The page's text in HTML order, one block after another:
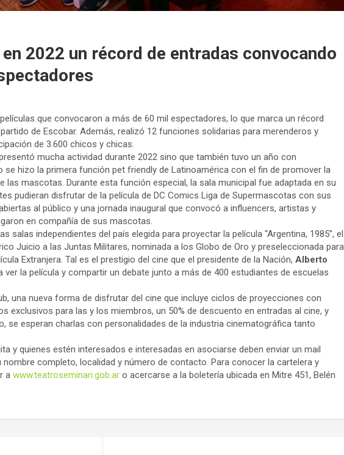
2022 un récord de entradas convocando
que convocaron a más de 60 mil espectadores, lo que marca un récord
de Escobar. Además, realizó 12 funciones solidarias para merenderos y
de 3.600 chicos y chicas.
mucha actividad durante 2022 sino que también tuvo un año con
se hizo la primera función pet friendly de Latinoamérica con el fin de promover la
las mascotas. Durante esta función especial, la sala municipal fue adaptada en su
pudieran disfrutar de la película de DC Comics Liga de Supermascotas con sus
al público y una jornada inaugural que convocó a influencers, artistas y
en compañía de sus mascotas.
salas independientes del país elegida para proyectar la película “Argentina, 1985”, el
Juicio a las Juntas Militares, nominada a los Globo de Oro y preseleccionada para
Extranjera. Tal es el prestigio del cine que el presidente de la Nación, Alberto
ver la película y compartir un debate junto a más de 400 estudiantes de escuelas
una nueva forma de disfrutar del cine que incluye ciclos de proyecciones con
exclusivos para las y los miembros, un 50% de descuento en entradas al cine, y
se esperan charlas con personalidades de la industria cinematográfica tanto
y quienes estén interesados e interesadas en asociarse deben enviar un mail
nombre completo, localidad y número de contacto. Para conocer la cartelera y
a www.teatroseminari.gob.ar o acercarse a la boletería ubicada en Mitre 451, Belén